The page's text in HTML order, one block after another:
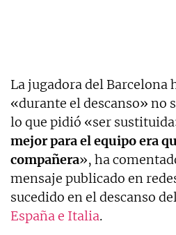
La jugadora del Barcelona
«durante el descanso» no
lo que pidió «ser
mejor para el equipo era
compañera», ha
mensaje publicado en
sucedido en el descanso
España e Italia.